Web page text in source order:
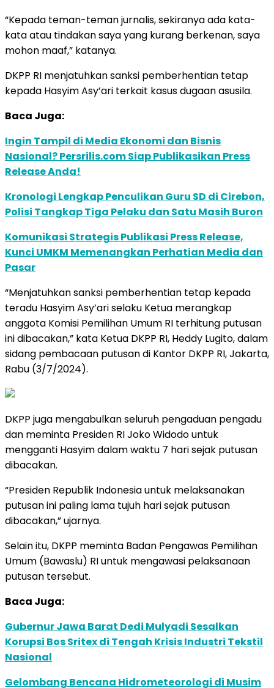
“Kepada teman-teman jurnalis, sekiranya ada kata-
kata atau tindakan saya yang kurang berkenan, saya
mohon maaf,” katanya.
DKPP RI menjatuhkan sanksi pemberhentian tetap
kepada Hasyim Asy’ari terkait kasus dugaan asusila.
Baca Juga:
Ingin Tampil di Media Ekonomi dan Bisnis
Nasional? Persrilis.com Siap Publikasikan Press
Release Anda!
Kronologi Lengkap Penculikan Guru SD di Cirebon,
Polisi Tangkap Tiga Pelaku dan Satu Masih Buron
Komunikasi Strategis Publikasi Press Release,
Kunci UMKM Memenangkan Perhatian Media dan
Pasar
“Menjatuhkan sanksi pemberhentian tetap kepada
teradu Hasyim Asy’ari selaku Ketua merangkap
anggota Komisi Pemilihan Umum RI terhitung putusan
ini dibacakan,” kata Ketua DKPP RI, Heddy Lugito, dalam
sidang pembacaan putusan di Kantor DKPP RI, Jakarta,
Rabu (3/7/2024).
DKPP juga mengabulkan seluruh pengaduan pengadu
dan meminta Presiden RI Joko Widodo untuk
mengganti Hasyim dalam waktu 7 hari sejak putusan
dibacakan.
“Presiden Republik Indonesia untuk melaksanakan
putusan ini paling lama tujuh hari sejak putusan
dibacakan,” ujarnya.
Selain itu, DKPP meminta Badan Pengawas Pemilihan
Umum (Bawaslu) RI untuk mengawasi pelaksanaan
putusan tersebut.
Baca Juga:
Gubernur Jawa Barat Dedi Mulyadi Sesalkan
Korupsi Bos Sritex di Tengah Krisis Industri Tekstil
Nasional
Gelombang Bencana Hidrometeorologi di Musim